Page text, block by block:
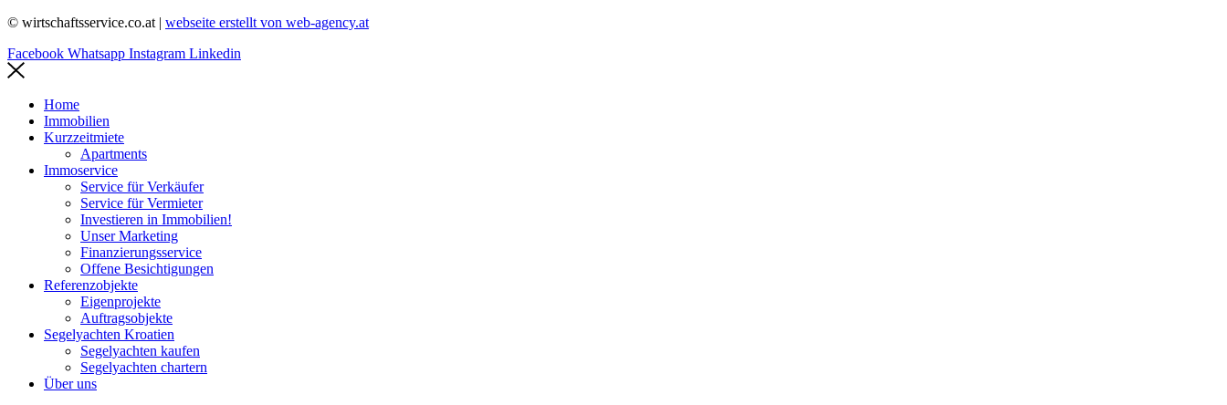
© wirtschaftsservice.co.at | webseite erstellt von web-agency.at
Facebook Whatsapp Instagram Linkedin
Home
Immobilien
Kurzzeitmiete
Apartments
Immoservice
Service für Verkäufer
Service für Vermieter
Investieren in Immobilien!
Unser Marketing
Finanzierungsservice
Offene Besichtigungen
Referenzobjekte
Eigenprojekte
Auftragsobjekte
Segelyachten Kroatien
Segelyachten kaufen
Segelyachten chartern
Über uns